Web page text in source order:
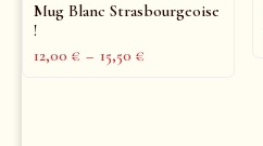
Mug Blanc Strasbourgeoise
!
12,00 € – 15,50 €